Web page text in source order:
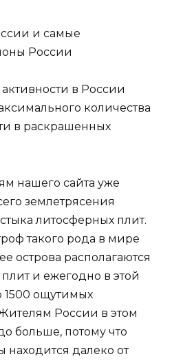
в России
количества
в раскрашенных
нашего сайта уже
землетрясения
литосферных плит.
такого рода в мире
острова располагаются
и ежегодно в этой
1500 ощутимых
России в этом
больше, потому что
находится далеко от